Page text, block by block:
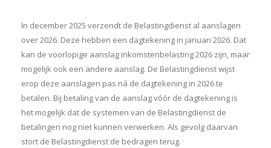
In december 2025 verzendt de Belastingdienst al aanslagen
over 2026. Deze hebben een dagtekening in januari 2026. Dat
kan de voorlopige aanslag inkomstenbelasting 2026 zijn, maar
mogelijk ook een andere aanslag. De Belastingdienst wijst
erop deze aanslagen pas ná de dagtekening in 2026 te
betalen. Bij betaling van de aanslag vóór de dagtekening is
het mogelijk dat de systemen van de Belastingdienst de
betalingen nog niet kunnen verwerken. Als gevolg daarvan
stort de Belastingdienst de bedragen terug.